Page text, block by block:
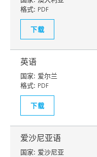
格式: PDF
下载
英语
国家: 爱尔兰
格式: PDF
下载
爱沙尼亚语
国家: 爱沙尼亚